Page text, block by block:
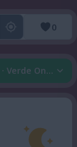
0
Verde Onda Di